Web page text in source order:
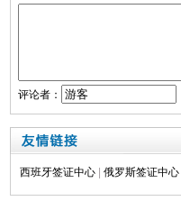
评论者：
西班牙签证中心 俄罗斯签证中心